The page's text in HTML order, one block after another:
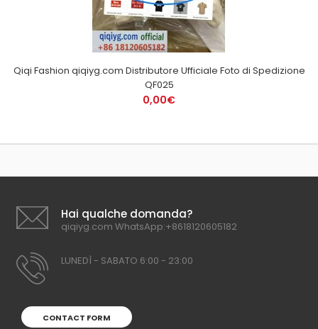
Qiqi Fashion qiqiyg.com Distributore Ufficiale Foto di Spedizione
QF025
0,00€
Hai qualche domanda?
qiqiyg.com WhatsApp:+8618120605182
LUNEDÌ - SABATO 6:00 - 23:00
CONTACT FORM